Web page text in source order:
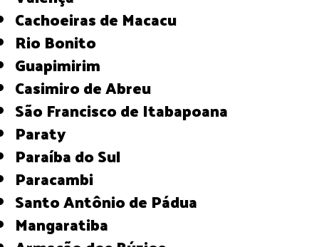
Cachoeiras de Macacu
Rio Bonito
Guapimirim
Casimiro de Abreu
São Francisco de Itabapoana
Paraty
Paraíba do Sul
Paracambi
Santo Antônio de Pádua
Mangaratiba